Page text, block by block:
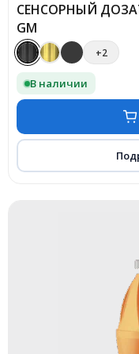
СЕНСОРНЫЙ
GM
+2
В наличии